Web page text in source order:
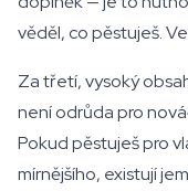
věděl, co pěstuješ.
Za třetí, vysoký
není odrůda pro
Pokud pěstuješ pro
mírnějšího, existují